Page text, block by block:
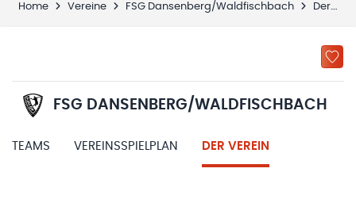
Home Vereine FSG Dansenberg/Waldfischbach Der Verein
FSG DANSENBERG/WALDFISCHBACH
TEAMS VEREINSSPIELPLAN DER VEREIN